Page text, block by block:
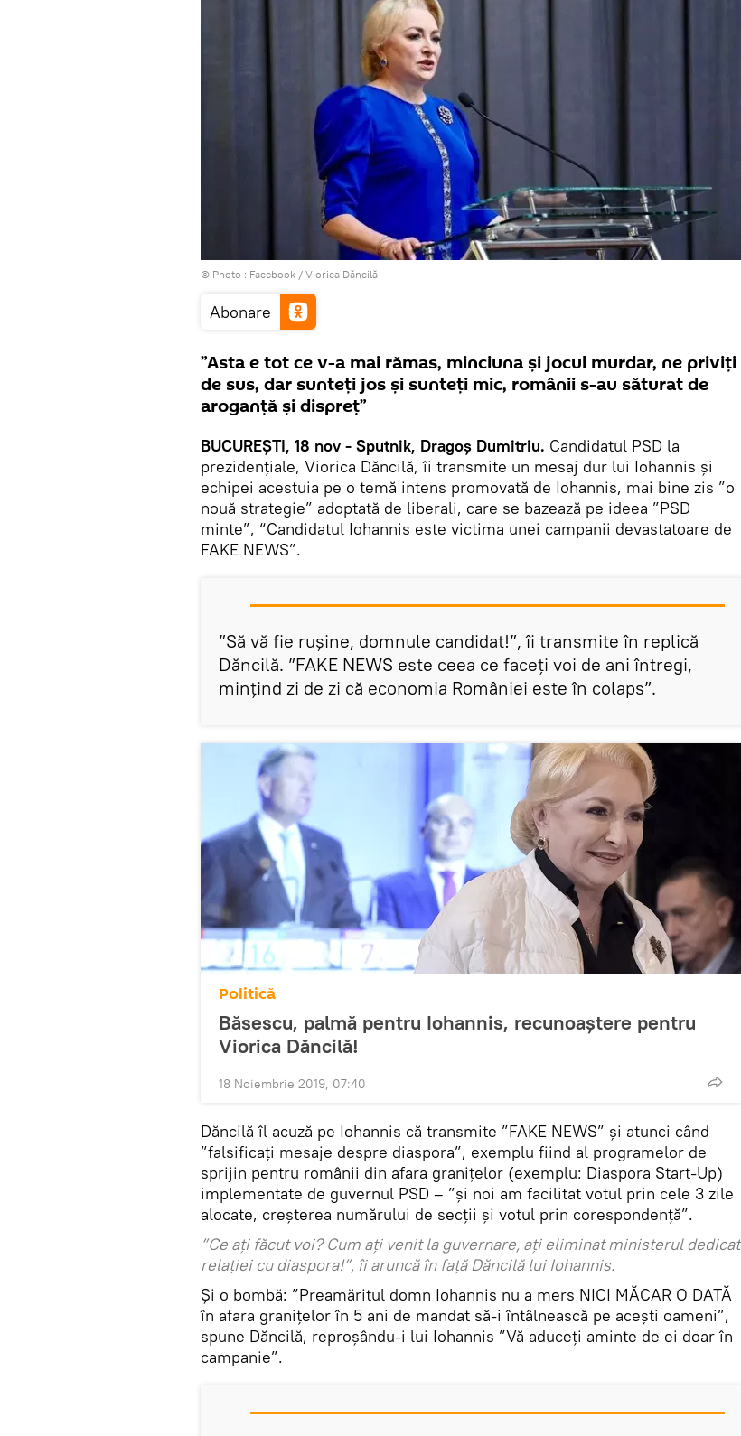
© Photo : Facebook / Viorica Dăncilă
Abonare
”Asta e tot ce v-a mai rămas, minciuna și jocul murdar, ne priviți
de sus, dar sunteți jos și sunteți mic, românii s-au săturat de
aroganță și dispreț”
BUCUREȘTI, 18 nov - Sputnik, Dragoș Dumitriu. Candidatul PSD la
prezidențiale, Viorica Dăncilă, îi transmite un mesaj dur lui Iohannis și
echipei acestuia pe o temă intens promovată de Iohannis, mai bine zis ”o
nouă strategie” adoptată de liberali, care se bazează pe ideea ”PSD
minte”, “Candidatul Iohannis este victima unei campanii devastatoare de
FAKE NEWS”.
”Să vă fie rușine, domnule candidat!”, îi transmite în replică
Dăncilă. ”FAKE NEWS este ceea ce faceți voi de ani întregi,
mințind zi de zi că economia României este în colaps”.
Politică
Băsescu, palmă pentru Iohannis, recunoaștere pentru
Viorica Dăncilă!
18 Noiembrie 2019, 07:40
Dăncilă îl acuză pe Iohannis că transmite ”FAKE NEWS” și atunci când
”falsificați mesaje despre diaspora”, exemplu fiind al programelor de
sprijin pentru românii din afara granițelor (exemplu: Diaspora Start-Up)
implementate de guvernul PSD – ”și noi am facilitat votul prin cele 3 zile
alocate, creșterea numărului de secții și votul prin corespondență”.
”Ce ați făcut voi? Cum ați venit la guvernare, ați eliminat ministerul dedicat
relației cu diaspora!”, îi aruncă în față Dăncilă lui Iohannis.
Și o bombă: ”Preamăritul domn Iohannis nu a mers NICI MĂCAR O DATĂ
în afara granițelor în 5 ani de mandat să-i întâlnească pe acești oameni”,
spune Dăncilă, reproșându-i lui Iohannis ”Vă aduceți aminte de ei doar în
campanie”.